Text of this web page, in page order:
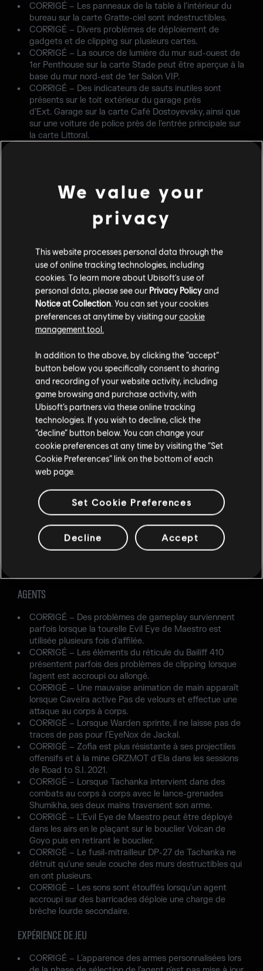
CORRIGÉ – Les panneaux de la table à l'intérieur du
bureau sur la carte Gratte-ciel sont indestructibles.
CORRIGÉ – Divers problèmes de déploiement de
gadgets et de clipping sur plusieurs cartes.
CORRIGÉ – La source de lumière du mur sud-ouest de
1er Penthouse sur la carte Stade peut être aperçue à la
base du mur nord-est de 1er Salon VIP.
CORRIGÉ – Des indicateurs de sauts inutiles sont
présents sur le toit extérieur du garage près
d’Ext. Garage sur la carte Café Dostoyevsky, ainsi que
sur une voiture de police près de l'entrée principale sur
la carte Littoral.
reçoivent le message "Vous avez été repéré" sur la
CORRIGÉ – Les explosifs ne suffisent parfois pas à
détruire le sol dans 1er Salle de bain principale sur la
CORRIGÉ – Le désamorceur se coince parfois après la
destruction du sol dans 1er Accueil sur la carte
Consulat, ou s'il est lâché entre le générateur et la barre
en métal dans Ext. Point de déploiement ouest sur la
carte Stade.
CORRIGÉ – Les joueurs peuvent dépasser les limites de
la carte après avoir escaladé les unités de ventilation et
être tombés dans Ext. Escaliers de ventilation, ou
spécifique sur la carte Gratte-ciel.
CORRIGÉ – Il est impossible de marquer par un ping les
grilles au-dessus du climatiseur du deuxième étage,
dans le Salon-fumoir sur la carte Café Dostoyevsky.
CORRIGÉ – Le sprint Remah d'Oryx peut pousser les
assaillants à travers la vitre transparente pare-balles
dans RDC Hall principal sur la carte Stade.
CORRIGÉ – Les balles peuvent traverser le tonneau
bleu situé dans 2e Entrepôt du tracteur sur la carte
Base d'Hereford.
CORRIGÉ – Dans certaines circonstances, les agents
peuvent flotter au-dessus du sol dans Ext. Entrée
principale sur la carte Banque.
CORRIGÉ – Dans Chambre des enfants sur la carte
Base d'Hereford, l'objectif présente un problème de
clipping avec les meubles environnants en mode
Sécurisation de zone.
AGENTS
CORRIGÉ – Des problèmes de gameplay surviennent
parfois lorsque la tourelle Evil Eye de Maestro est
utilisée plusieurs fois d'affilée.
CORRIGÉ – Les éléments du réticule du Bailiff 410
présentent parfois des problèmes de clipping lorsque
l'agent est accroupi ou allongé.
CORRIGÉ – Une mauvaise animation de main apparaît
lorsque Caveira active Pas de velours et effectue une
attaque au corps à corps.
CORRIGÉ – Lorsque Warden sprinte, il ne laisse pas de
traces de pas pour l'EyeNox de Jackal.
CORRIGÉ – Zofia est plus résistante à ses projectiles
offensifs et à la mine GRZMOT d'Ela dans les sessions
de Road to S.I. 2021.
CORRIGÉ – Lorsque Tachanka intervient dans des
combats au corps à corps avec le lance-grenades
Shumikha, ses deux mains traversent son arme.
CORRIGÉ – L'Evil Eye de Maestro peut être déployé
dans les airs en le plaçant sur le bouclier Volcan de
Goyo puis en retirant le bouclier.
CORRIGÉ – Le fusil-mitrailleur DP-27 de Tachanka ne
détruit qu'une seule couche des murs destructibles qui
en ont plusieurs.
CORRIGÉ – Les sons sont étouffés lorsqu'un agent
accroupi sur des barricades déploie une charge de
brèche lourde secondaire.
EXPÉRIENCE DE JEU
CORRIGÉ – L'apparence des armes personnalisées lors
We value your
privacy
This website processes personal data through the
use of online tracking technologies, including
cookies. To learn more about Ubisoft's use of
personal data, please see our Privacy Policyand
Notice at Collection. You can set your cookies
preferences at anytime by visiting ourcookie
management tool.
In addition to the above, by clicking the “accept”
button below you specifically consent to sharing
and recording of your website activity, including
game browsing and purchase activity, with
Ubisoft’s partners via these online tracking
technologies. If you wish to decline, click the
“decline” button below. You can change your
cookie preferences at any time by visiting the “Set
Cookie Preferences” link on the bottom of each
web page.
Set Cookie Preferences
Decline Accept